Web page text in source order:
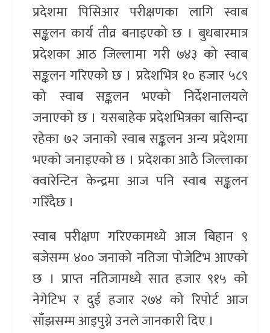
प्रदेशमा पिसिआर परीक्षणका लागि स्वाब
सङ्कलन कार्य तीव्र बनाइएको छ । बुधबारमात्र
प्रदेशका आठ जिल्लामा गरी ७४३ को स्वाब
सङ्कलन गरिएको छ । प्रदेशभित्र १० हजार ५८९
को स्वाब सङ्कलन भएको निर्देशनालयले
जनाएको छ । यसबाहेक प्रदेशभित्रका बासिन्दा
रहेका ७२ जनाको स्वाब सङ्कलन अन्य प्रदेशमा
भएको जनाइएको छ । प्रदेशका आठै जिल्लाका
क्वारेन्टिन केन्द्रमा आज पनि स्वाब सङ्कलन
गरिँदैछ ।
स्वाब परीक्षण गरिएकामध्ये आज बिहान ९
बजेसम्म ४०० जनाको नतिजा पोजेटिभ आएको
छ । प्राप्त नतिजामध्ये सात हजार ९१५ को
नेगेटिभ र दुई हजार २७४ को रिपोर्ट आज
साँझसम्म आइपुग्ने उनले जानकारी दिए ।